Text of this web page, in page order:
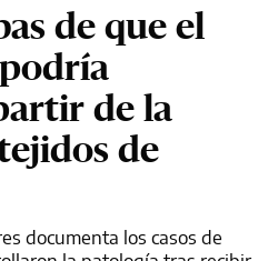
de que el
de la
de
documenta los casos de